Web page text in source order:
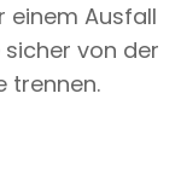
einem Ausfall
von der
trennen.